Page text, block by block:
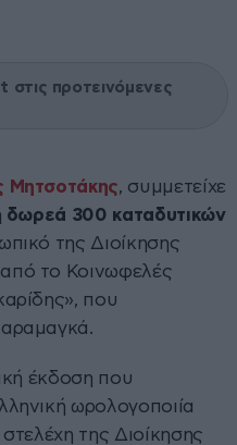
προτεινόμενες
Μητσοτάκης, συμμετείχε
δωρεά 300 καταδυτικών
της Διοίκησης
το Κοινωφελές
που
έκδοση που
ωρολογοποιία
της Διοίκησης